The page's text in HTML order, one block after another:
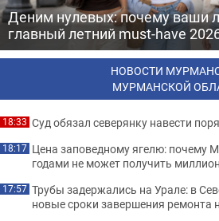
Деним нулевых: почему
главный летний must-have
НОВОСТИ
МУРМАНСКОЙ
18:33 Суд обязал северянку навести
18:17 Цена заповедному ягелю: почему
годами не может получить
17:57 Трубы задержались на Урале: в
новые сроки завершения ремонта